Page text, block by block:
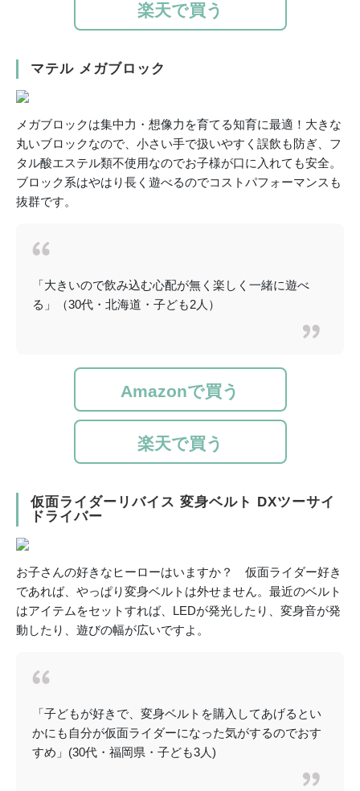
楽天で買う
マテル メガブロック
メガブロックは集中力・想像力を育てる知育に最適！大きな
丸いブロックなので、小さい手で扱いやすく誤飲も防ぎ、 フ
タル酸エステル類不使用なのでお子様が口に入れても安全。
ブロック系はやはり長く遊べるのでコストパフォーマンスも
抜群です。
「大きいので飲み込む心配が無く楽しく一緒に遊べ
る」（30代・北海道・子ども2人）
Amazonで買う
楽天で買う
仮面ライダーリバイス 変身ベルト DXツーサイ
ドライバー
お子さんの好きなヒーローはいますか？ 仮面ライダー好き
であれば、やっぱり変身ベルトは外せません。最近のベルト
はアイテムをセットすれば、LEDが発光したり、変身音が発
動したり、遊びの幅が広いですよ。
「子どもが好きで、変身ベルトを購入してあげるとい
かにも自分が仮面ライダーになった気がするのでおす
すめ」(30代・福岡県・子ども3人)